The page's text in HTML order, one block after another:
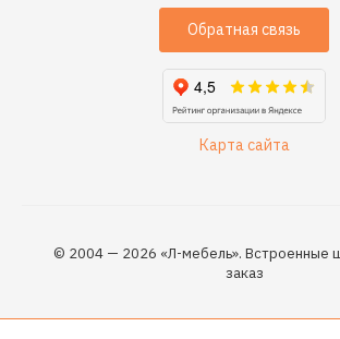
Обратная связь
Карта сайта
© 2004 — 2026 «Л-мебель». Встроенные
заказ